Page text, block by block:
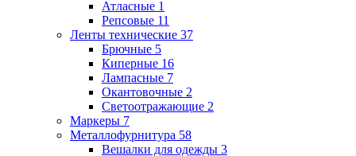
Атласные 1
Репсовые 11
Ленты технические 37
Брючные 5
Киперные 16
Лампасные 7
Окантовочные 2
Светоотражающие 2
Маркеры 7
Металлофурнитура 58
Вешалки для одежды 3